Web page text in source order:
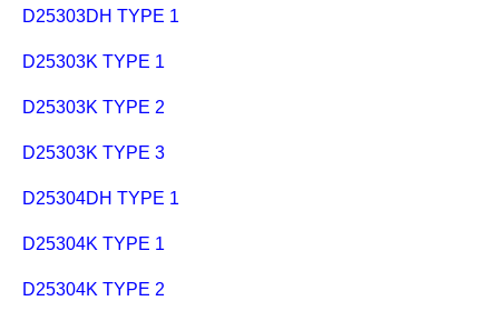
D25303DH TYPE 1
D25303K TYPE 1
D25303K TYPE 2
D25303K TYPE 3
D25304DH TYPE 1
D25304K TYPE 1
D25304K TYPE 2